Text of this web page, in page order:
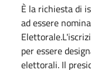
È la richiesta di
ad essere
per essere
elettorali. Il